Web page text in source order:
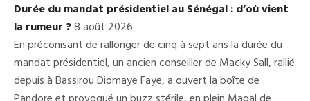
Durée du mandat présidentiel au Sénégal : d’où vient
la rumeur ?8 août 2026
En préconisant de rallonger de cinq à sept ans la durée du
mandat présidentiel, un ancien conseiller de Macky Sall, rallié
depuis à Bassirou Diomaye Faye, a ouvert la boîte de